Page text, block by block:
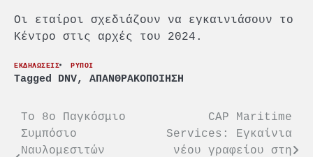
Οι εταίροι σχεδιάζουν να εγκαινιάσουν το
Κέντρο στις αρχές του 2024.
ΕΚΔΗΛΩΣΕΙΣ ΡΥΠΟΙ
Tagged DNV, ΑΠΑΝΘΡΑΚΟΠΟΙΗΣΗ
Πλοήγηση
άρθρων
Το 8ο Παγκόσμιο
Συμπόσιο
Ναυλομεσιτών
CAP Maritime
Services: Εγκαίνια
νέου γραφείου στη